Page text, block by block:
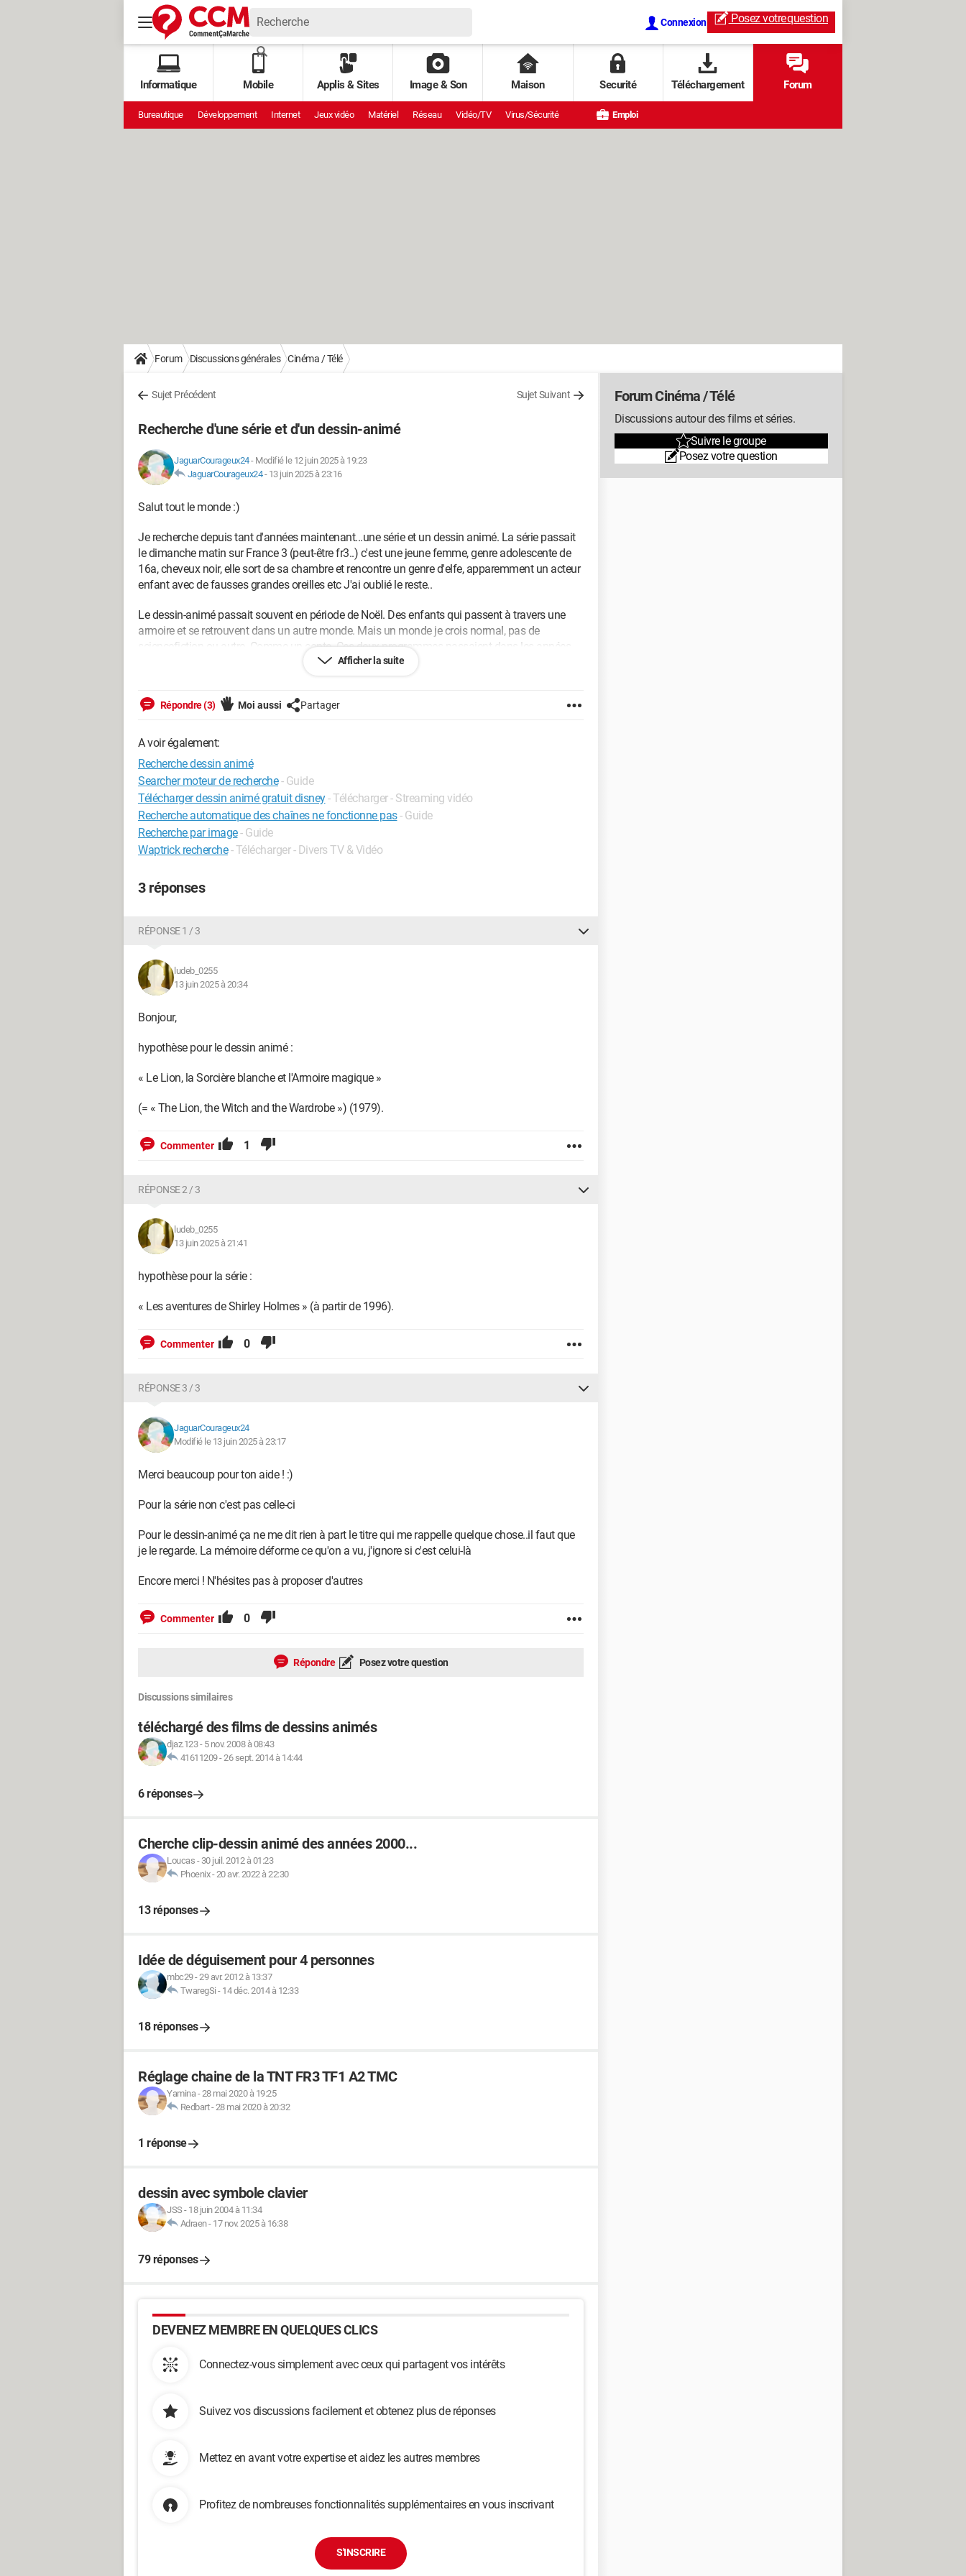
Connexion Posez votrequestion
Informatique Mobile Applis & Sites Image & Son Maison Securité Téléchargement Forum
Bureautique Développement Internet Jeux vidéo Matériel Réseau Vidéo/TV Virus/Sécurité Emploi
Forum Discussions générales Cinéma / Télé
Sujet Précédent Sujet Suivant
Recherche d'une série et d'un dessin-animé
JaguarCourageux24- Modifié le 12 juin 2025 à 19:23
JaguarCourageux24- 13 juin 2025 à 23:16
Salut tout le monde :)
Je recherche depuis tant d'années maintenant...une série et un dessin animé. La série passait
le dimanche matin sur France 3 (peut-être fr3..) c'est une jeune femme, genre adolescente de
16a, cheveux noir, elle sort de sa chambre et rencontre un genre d'elfe, apparemment un acteur
enfant avec de fausses grandes oreilles etc J'ai oublié le reste..
Le dessin-animé passait souvent en période de Noël. Des enfants qui passent à travers une
armoire et se retrouvent dans un autre monde. Mais un monde je crois normal, pas de
sciencefiction ou autre. Comme un conte. Ces deux programmes passaient dans les années
90 (la série) mais certainement aussi les années 80 pour le dessin animé. Celle ou celui qui
aide :)
Afficher la suite
Répondre (3) Moi aussi Partager
A voir également:
Recherche dessin animé
Searcher moteur de recherche - Guide
Télécharger dessin animé gratuit disney- Télécharger - Streaming vidéo
Recherche automatique des chaînes ne fonctionne pas- Guide
Recherche par image- Guide
Waptrick recherche - Télécharger - Divers TV & Vidéo
3 réponses
RÉPONSE 1 / 3
ludeb_0255
13 juin 2025 à 20:34
Bonjour,
hypothèse pour le dessin animé :
« Le Lion, la Sorcière blanche et l'Armoire magique »
(= « The Lion, the Witch and the Wardrobe ») (1979).
Commenter 1
RÉPONSE 2 / 3
ludeb_0255
13 juin 2025 à 21:41
hypothèse pour la série :
« Les aventures de Shirley Holmes » (à partir de 1996).
Commenter 0
RÉPONSE 3 / 3
JaguarCourageux24
Modifié le 13 juin 2025 à 23:17
Merci beaucoup pour ton aide ! :)
Pour la série non c'est pas celle-ci
Pour le dessin-animé ça ne me dit rien à part le titre qui me rappelle quelque chose..il faut que
je le regarde. La mémoire déforme ce qu'on a vu, j'ignore si c'est celui-là
Encore merci ! N'hésites pas à proposer d'autres
Commenter 0
Répondre Posez votre question
Discussions similaires
téléchargé des films de dessins animés
djaz.123- 5 nov. 2008 à 08:43
41611209-26 sept. 2014 à 14:44
6 réponses
Cherche clip-dessin animé des années 2000...
Loucas - 30 juil. 2012 à 01:23
Phoenix-20 avr. 2022 à 22:30
13 réponses
Idée de déguisement pour 4 personnes
mbc29-29 avr. 2012 à 13:37
TwaregSi - 14 déc. 2014 à 12:33
18 réponses
Réglage chaine de la TNT FR3 TF1 A2 TMC
Yamina-28 mai 2020 à 19:25
Redbart-28 mai 2020 à 20:32
1 réponse
dessin avec symbole clavier
JSS - 18 juin 2004 à 11:34
Adraen- 17 nov. 2025 à 16:38
79 réponses
DEVENEZ MEMBRE EN QUELQUES CLICS
Connectez-vous simplement avec ceux qui partagent vos intérêts
Suivez vos discussions facilement et obtenez plus de réponses
Mettez en avant votre expertise et aidez les autres membres
Profitez de nombreuses fonctionnalités supplémentaires en vous inscrivant
S'INSCRIRE
Forum Cinéma / Télé
Discussions autour des films et séries.
Suivre le groupe
Posez votre question